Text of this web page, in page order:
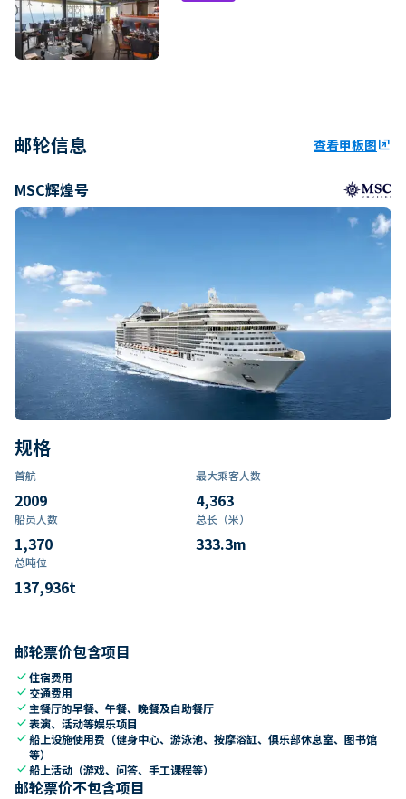
邮轮信息 查看甲板图ungroup
MSC辉煌号
规格
首航
2009
最大乘客人数
4,363
船员人数
1,370
总长（米）
333.3m
总吨位
137,936t
邮轮票价包含项目
check住宿费用
check 交通费用
check 主餐厅的早餐、午餐、晚餐及自助餐厅
check表演、活动等娱乐项目
check船上设施使用费（健身中心、游泳池、按摩浴缸、俱乐部休息室、图书馆
等）
check船上活动（游戏、问答、手工课程等）
邮轮票价不包含项目